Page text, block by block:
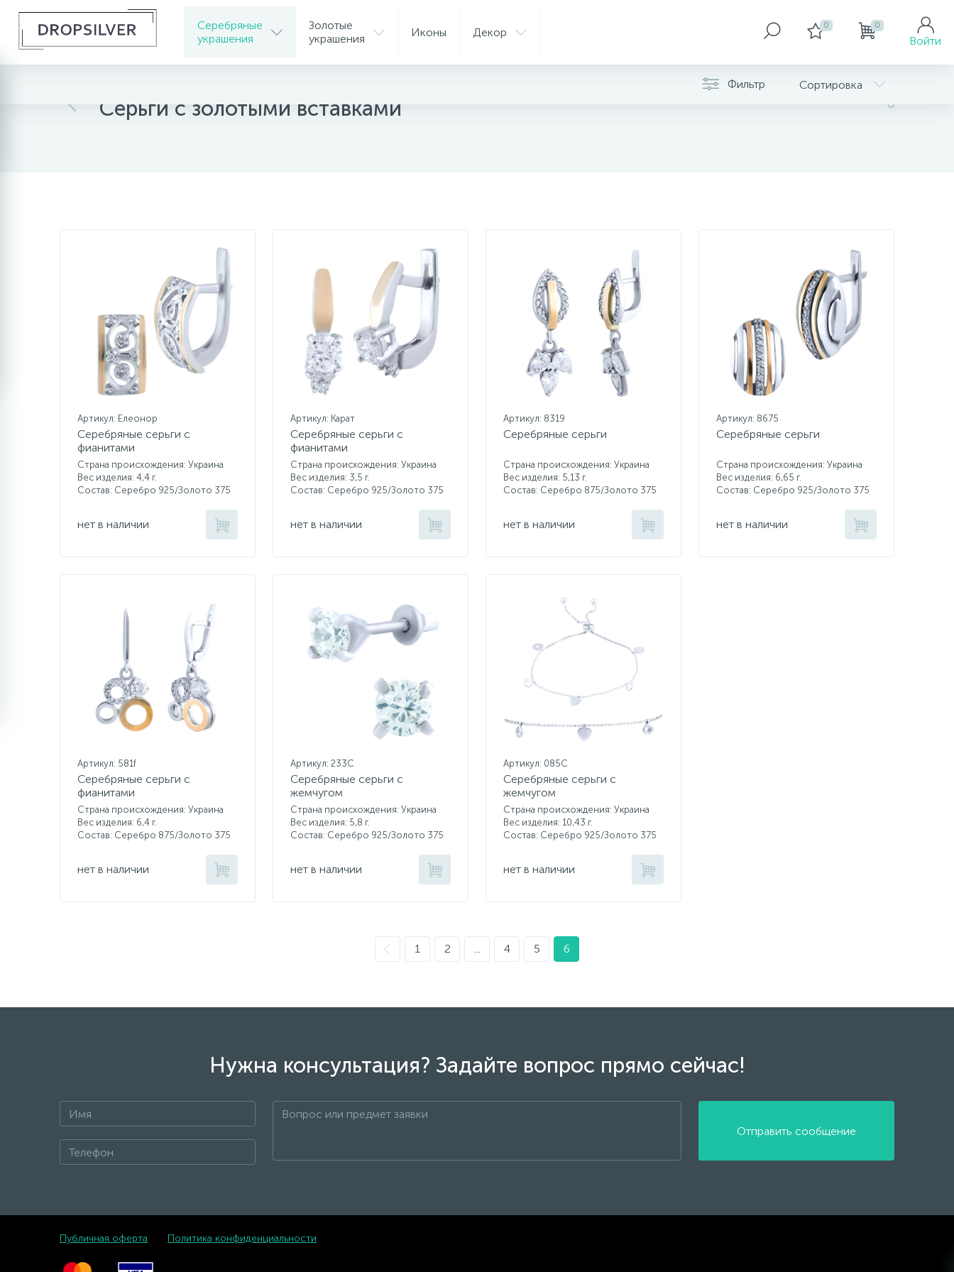
Серебряные
украшения
Золотые
украшения
Иконы Декор 0 0
Войти
Серьги с золотыми вставками
Фильтр Сортировка
Артикул: Елеонор
Серебряные серьги с
фианитами
Страна происхождения: Украина
Вес изделия: 4,4 г.
Состав: Серебро 925/Золото 375
нет в наличии
Артикул: Карат
Серебряные серьги с
фианитами
Страна происхождения: Украина
Вес изделия: 3,5 г.
Состав: Серебро 925/Золото 375
нет в наличии
Артикул: 8319
Серебряные серьги
Страна происхождения: Украина
Вес изделия: 5,13 г.
Состав: Серебро 875/Золото 375
нет в наличии
Артикул: 8675
Серебряные серьги
Страна происхождения: Украина
Вес изделия: 6,65 г.
Состав: Серебро 925/Золото 375
нет в наличии
Артикул: 581f
Серебряные серьги с
фианитами
Страна происхождения: Украина
Вес изделия: 6,4 г.
Состав: Серебро 875/Золото 375
нет в наличии
Артикул: 233С
Серебряные серьги с
жемчугом
Страна происхождения: Украина
Вес изделия: 5,8 г.
Состав: Серебро 925/Золото 375
нет в наличии
Артикул: 085С
Серебряные серьги с
жемчугом
Страна происхождения: Украина
Вес изделия: 10,43 г.
Состав: Серебро 925/Золото 375
нет в наличии
1 2 ... 4 5 6
Нужна консультация? Задайте вопрос прямо сейчас!
Отправить сообщение
Публичная оферта Политика конфиденциальности